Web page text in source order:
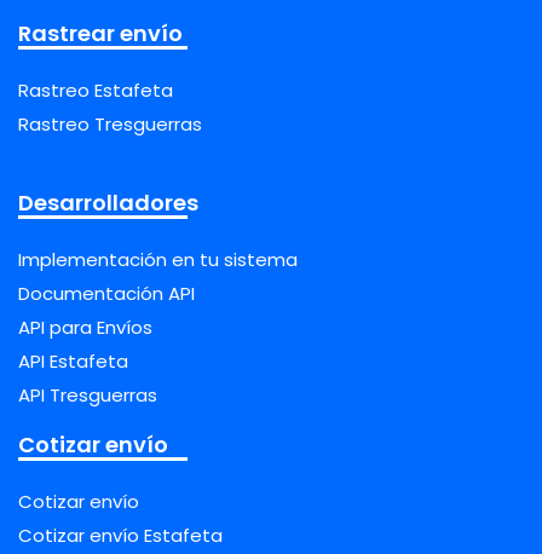
Rastrear envío
Rastreo Estafeta
Rastreo Tresguerras
Desarrolladores
Implementación en tu sistema
Documentación API
API para Envíos
API Estafeta
API Tresguerras
Cotizar envío
Cotizar envío
Cotizar envío Estafeta